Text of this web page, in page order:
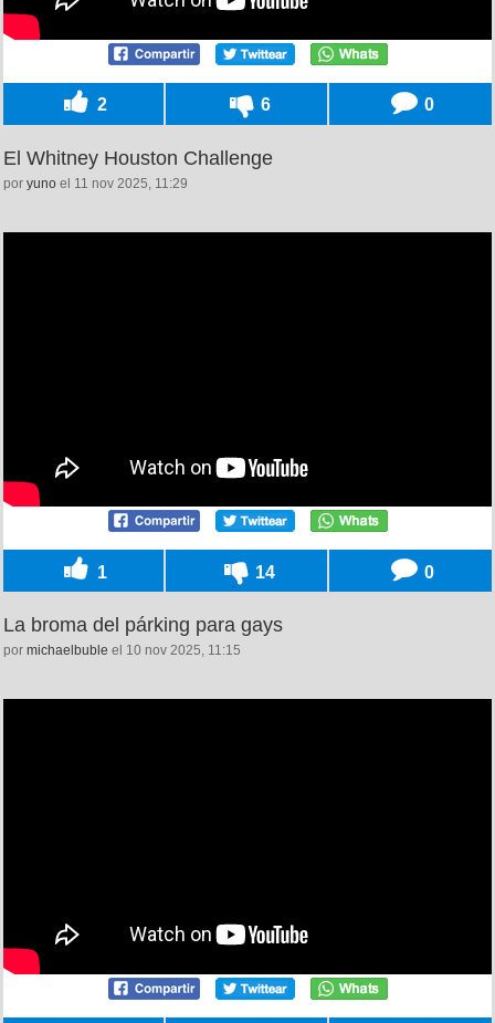
2 6 0
El Whitney Houston Challenge
por yuno el 11 nov 2025, 11:29
1 14 0
La broma del párking para gays
por michaelbuble el 10 nov 2025, 11:15